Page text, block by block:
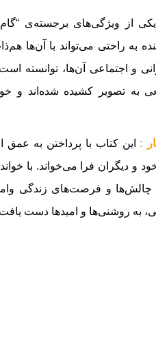
یکی از ویژگی‌های برجسته‌ی
به راحتی می‌تواند با آن‌ها
اجتماعی آن‌ها، توانسته است
تصویر کشیده شده‌اند و
: این کتاب با پرداختن به
و دیگران فرا می‌خواند. با
چالش‌ها و فرصت‌های زندگی
به روشنی‌ها و امیدها دست